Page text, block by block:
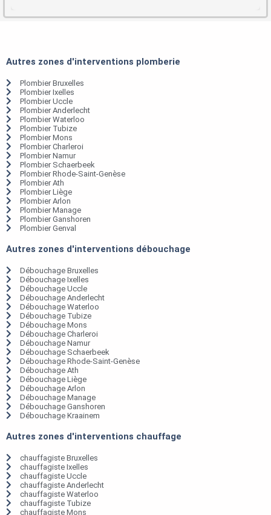
Autres zones d'interventions plomberie
Plombier Bruxelles
Plombier Ixelles
Plombier Uccle
Plombier Anderlecht
Plombier Waterloo
Plombier Tubize
Plombier Mons
Plombier Charleroi
Plombier Namur
Plombier Schaerbeek
Plombier Rhode-Saint-Genèse
Plombier Ath
Plombier Liège
Plombier Arlon
Plombier Manage
Plombier Ganshoren
Plombier Genval
Autres zones d'interventions débouchage
Débouchage Bruxelles
Débouchage Ixelles
Débouchage Uccle
Débouchage Anderlecht
Débouchage Waterloo
Débouchage Tubize
Débouchage Mons
Débouchage Charleroi
Débouchage Namur
Débouchage Schaerbeek
Débouchage Rhode-Saint-Genèse
Débouchage Ath
Débouchage Liège
Débouchage Arlon
Débouchage Manage
Débouchage Ganshoren
Débouchage Kraainem
Autres zones d'interventions chauffage
chauffagiste Bruxelles
chauffagiste Ixelles
chauffagiste Uccle
chauffagiste Anderlecht
chauffagiste Waterloo
chauffagiste Tubize
chauffagiste Mons